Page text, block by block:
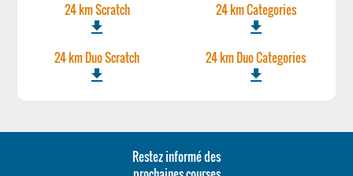
24 km Scratch
file_download
24 km Categories
file_download
24 km Duo Scratch
file_download
24 km Duo Categories
file_download
Restez informé des